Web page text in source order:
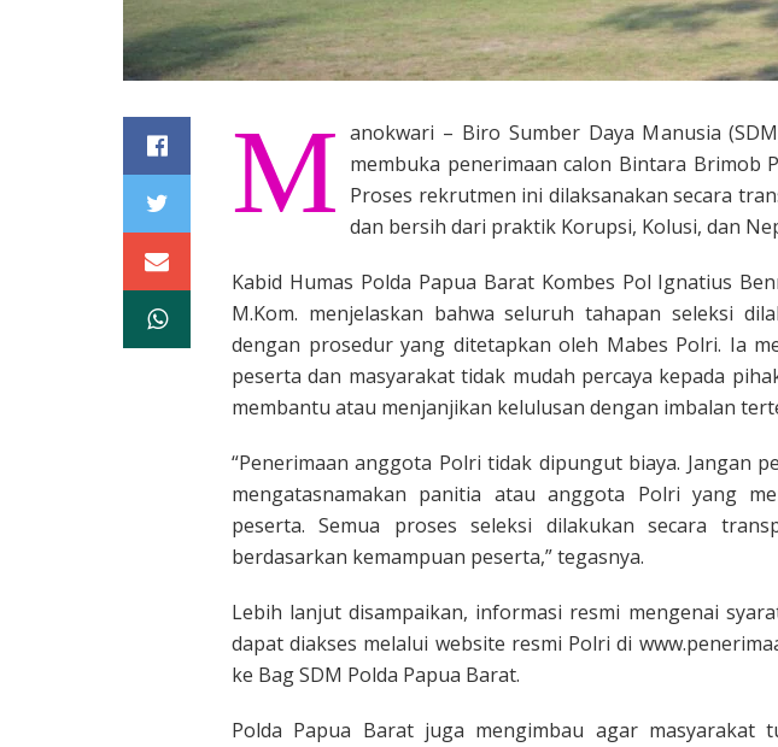
M anokwari – Biro Sumber Daya Manusia
membuka penerimaan calon Bintara Brimob
Proses rekrutmen ini dilaksanakan secara
dan bersih dari praktik Korupsi, Kolusi, dan
Kabid Humas Polda Papua Barat Kombes Pol Ignatius
M.Kom. menjelaskan bahwa seluruh tahapan seleksi
dengan prosedur yang ditetapkan oleh Mabes Polri. Ia
peserta dan masyarakat tidak mudah percaya kepada
membantu atau menjanjikan kelulusan dengan imbalan
“Penerimaan anggota Polri tidak dipungut biaya. Jangan
mengatasnamakan panitia atau anggota Polri yang
peserta. Semua proses seleksi dilakukan secara
berdasarkan kemampuan peserta,” tegasnya.
Lebih lanjut disampaikan, informasi resmi mengenai
dapat diakses melalui website resmi Polri di
ke Bag SDM Polda Papua Barat.
Polda Papua Barat juga mengimbau agar masyarakat